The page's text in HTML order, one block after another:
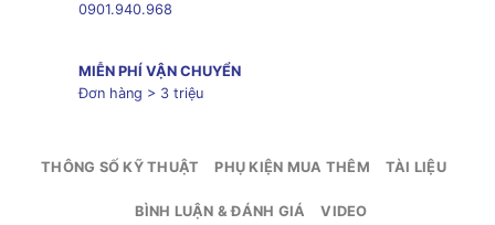
0901.940.968
MIỄN PHÍ VẬN CHUYỂN
Đơn hàng > 3 triệu
THÔNG SỐ KỸ THUẬT PHỤ KIỆN MUA THÊM TÀI LIỆU
BÌNH LUẬN & ĐÁNH GIÁ VIDEO